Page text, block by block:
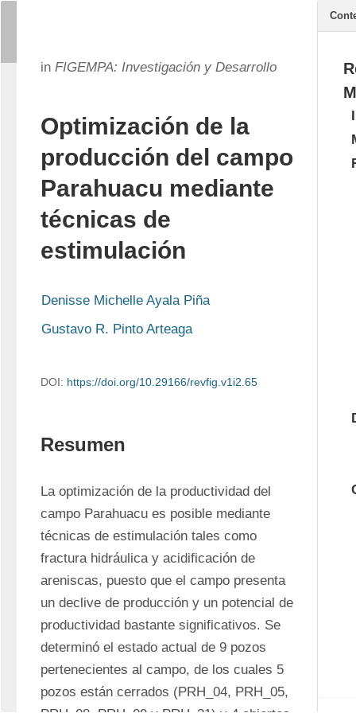
in FIGEMPA: Investigación y Desarrollo
Optimización de la
producción del campo
Parahuacu mediante
técnicas de
estimulación
Denisse Michelle Ayala Piña
Gustavo R. Pinto Arteaga
DOI: https://doi.org/10.29166/revfig.v1i2.65
Resumen
La optimización de la productividad del
campo Parahuacu es posible mediante
técnicas de estimulación tales como
fractura hidráulica y acidificación de
areniscas, puesto que el campo presenta
un declive de producción y un potencial de
productividad bastante significativos. Se
determinó el estado actual de 9 pozos
pertenecientes al campo, de los cuales 5
pozos están cerrados (PRH_04, PRH_05,